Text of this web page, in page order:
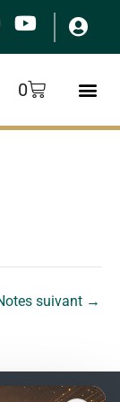
Y
u
t
u
b
0
Panier
suivant →